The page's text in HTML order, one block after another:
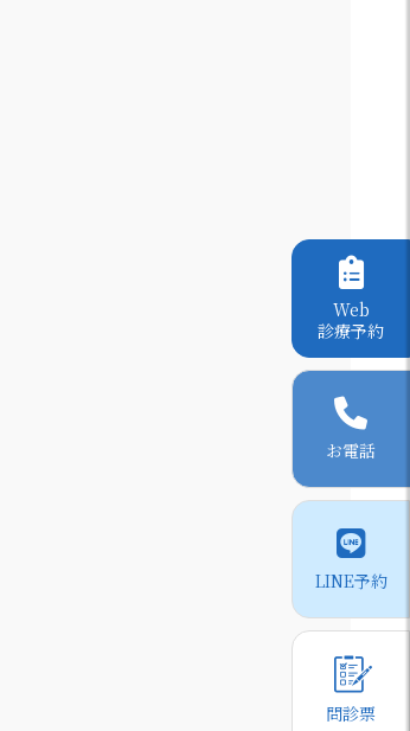
Web
診療予約
お電話
LINE予約
問診票